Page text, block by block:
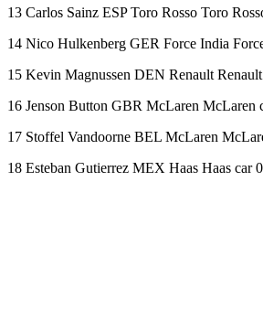
13 Carlos Sainz ESP Toro Rosso Toro
14 Nico Hulkenberg GER Force India
15 Kevin Magnussen DEN Renault
16 Jenson Button GBR McLaren McLaren
17 Stoffel Vandoorne BEL McLaren
18 Esteban Gutierrez MEX Haas Haas car 0